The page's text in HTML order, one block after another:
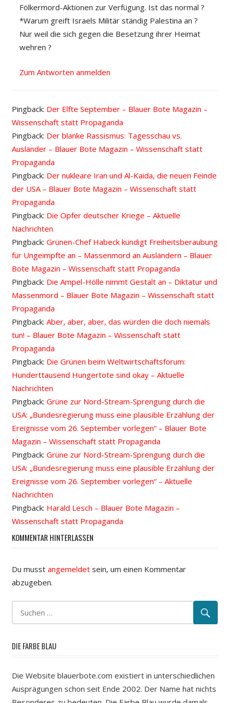
Fölkermord-Aktionen zur Verfügung. Ist das normal ?
*Warum greift Israels Militär ständig Palestina an ?
Nur weil die sich gegen die Besetzung ihrer Heimat
wehren ?
Zum Antworten anmelden
Pingback: Der Elfte September – Blauer Bote Magazin –
Wissenschaft statt Propaganda
Pingback: Der blanke Rassismus: Tagesschau vs.
Ausländer – Blauer Bote Magazin – Wissenschaft statt
Propaganda
Pingback: Der nukleare Iran und Al-Kaida, die neuen Feinde
der USA – Blauer Bote Magazin – Wissenschaft statt
Propaganda
Pingback: Die Opfer deutscher Kriege – Aktuelle
Nachrichten
Pingback: Grünen-Chef Habeck kündigt Freiheitsberaubung
für Ungeimpfte an – Massenmord an Ausländern – Blauer
Bote Magazin – Wissenschaft statt Propaganda
Pingback: Die Ampel-Hölle nimmt Gestalt an – Diktatur und
Massenmord – Blauer Bote Magazin – Wissenschaft statt
Propaganda
Pingback: Aber, aber, aber, das würden die doch niemals
tun! – Blauer Bote Magazin – Wissenschaft statt
Propaganda
Pingback: Die Grünen beim Weltwirtschaftsforum:
Hunderttausend Hungertote sind okay – Aktuelle
Nachrichten
Pingback: Grüne zur Nord-Stream-Sprengung durch die
USA: „Bundesregierung muss eine plausible Erzählung der
Ereignisse vom 26. September vorlegen“ – Blauer Bote
Magazin – Wissenschaft statt Propaganda
Pingback: Grüne zur Nord-Stream-Sprengung durch die
USA: „Bundesregierung muss eine plausible Erzählung der
Ereignisse vom 26. September vorlegen“ – Aktuelle
Nachrichten
Pingback: Harald Lesch – Blauer Bote Magazin –
Wissenschaft statt Propaganda
KOMMENTAR HINTERLASSEN
Du musst angemeldetsein, um einen Kommentar
abzugeben.
DIE FARBE BLAU
Die Website blauerbote.com existiert in unterschiedlichen
Ausprägungen schon seit Ende 2002. Der Name hat nichts